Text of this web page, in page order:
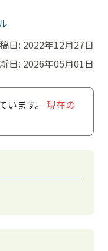
日: 2022年12月27日
日: 2026年05月01日
ます。 現在の